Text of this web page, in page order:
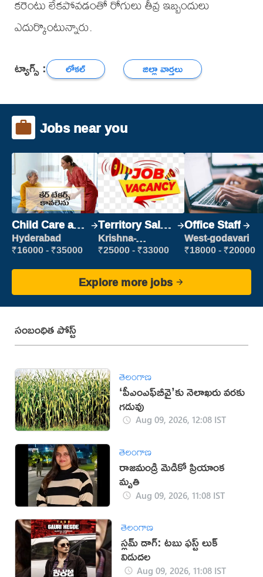
కరెంటు లేకపోవడంతో రోగులు తీవ్ర ఇబ్బందులు
ఎదుర్కొంటున్నారు.
ట్యాగ్స్ : లోకల్ జిల్లా వార్తలు
Jobs near you
Child Care and
Patient care
Hyderabad
₹16000 - ₹35000
Territory Sales
Manager
Krishna-
vijayawada
₹25000 - ₹33000
Office Staff
West-godavari
₹18000 - ₹20000
Explore more jobs
సంబంధిత పోస్ట్
తెలంగాణ
‘పీఎంఎఫ్‌బీవై’కు నెలాఖరు వరకు
గడువు
Aug 09, 2026, 12:08 IST
తెలంగాణ
రాజమండ్రి మెడికో ప్రియాంక
మృతి
Aug 09, 2026, 11:08 IST
తెలంగాణ
స్లమ్ డాగ్: టబు ఫస్ట్ లుక్
విడుదల
Aug 09, 2026, 11:08 IST